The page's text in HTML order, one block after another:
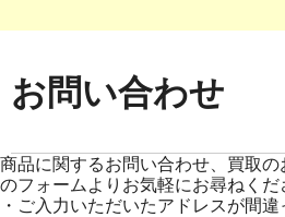
お問い合わせ
商品に関するお問い合わせ、買取
のフォームよりお気軽にお尋ねくだ
・ご入力いただいたアドレスが間